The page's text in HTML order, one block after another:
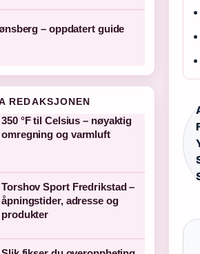
– oppdatert guide
REDAKSJONEN
350 °F til Celsius – nøyaktig
omregning og varmluft
Torshov Sport Fredrikstad –
åpningstider, adresse og
produkter